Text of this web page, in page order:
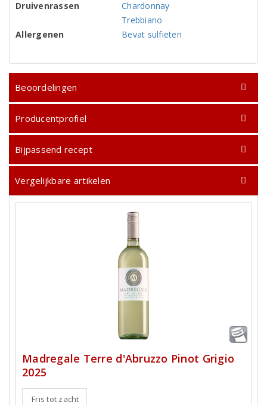
Druivenrassen
Chardonnay
Trebbiano
Allergenen
Bevat sulfieten
Beoordelingen
Producentprofiel
Bijpassend recept
Vergelijkbare artikelen
Madregale Terre d'Abruzzo Pinot Grigio
2025
Fris tot zacht